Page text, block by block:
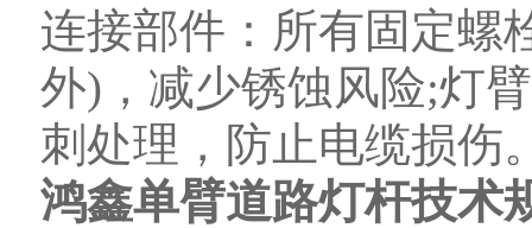
连接部件：所有固定螺
外)，减少锈蚀风险;灯
刺处理，防止电缆损伤
鸿鑫单臂道路灯杆技术